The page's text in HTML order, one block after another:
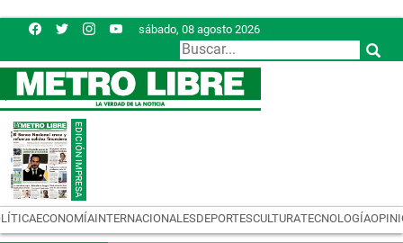
sábado, 08 agosto 2026
ECONOMÍAINTERNACIONALESDEPORTESCULTURATECNOLOGÍA